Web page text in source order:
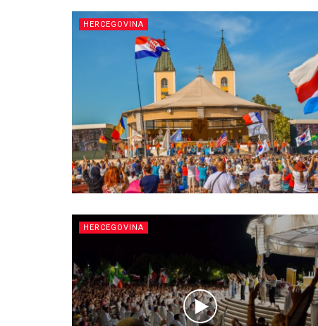
HERCEGOVINA
HERCEGOVINA